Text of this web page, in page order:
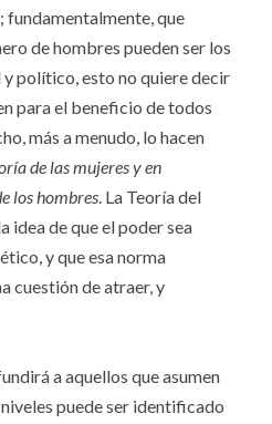
fundamentalmente, que
de hombres pueden ser los
político, esto no quiere decir
para el beneficio de todos
más a menudo, lo hacen
de las mujeres y en
los hombres. La Teoría del
idea de que el poder sea
y que esa norma
cuestión de atraer, y
a aquellos que asumen
puede ser identificado